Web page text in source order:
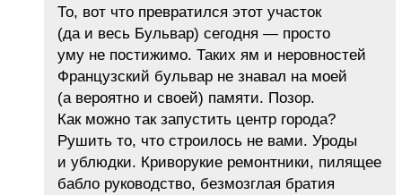
То, вот что превратился этот участок
(да и весь Бульвар) сегодня — просто
уму не постижимо. Таких ям и неровностей
Французский бульвар не знавал на моей
(а вероятно и своей) памяти. Позор.
Как можно так запустить центр города?
Рушить то, что строилось не вами. Уроды
и ублюдки. Криворукие ремонтники, пилящее
бабло руководство, безмозглая братия